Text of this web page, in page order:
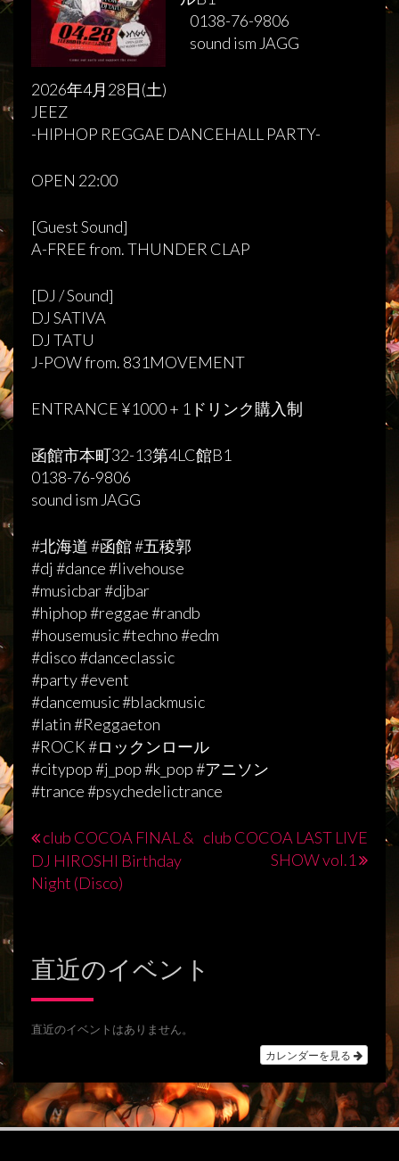
0138-76-9806
sound ism JAGG
2026年4月28日(土)
JEEZ
-HIPHOP REGGAE DANCEHALL PARTY-
OPEN 22:00
[Guest Sound]
A-FREE from. THUNDER CLAP
[DJ / Sound]
DJ SATIVA
DJ TATU
J-POW from. 831MOVEMENT
ENTRANCE ¥1000 + 1ドリンク購入制
函館市本町32-13第4LC館B1
0138-76-9806
sound ism JAGG
#北海道 #函館 #五稜郭
#dj #dance #livehouse
#musicbar #djbar
#hiphop #reggae #randb
#housemusic #techno #edm
#disco #danceclassic
#party #event
#dancemusic #blackmusic
#latin #Reggaeton
#ROCK #ロックンロール
#citypop #j_pop #k_pop #アニソン
#trance #psychedelictrance
投
稿
ゲ
ー
シ
ン
club COCOA FINAL &
DJ HIROSHI Birthday
Night (Disco)
club COCOA LAST LIVE
SHOW vol.1
直近のイベント
直近のイベントはありません。
カレンダーを見る